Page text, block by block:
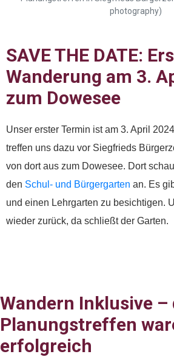
photography)
SAVE THE DATE:
Wanderung am 3.
zum Dowesee
Unser erster Termin ist am 3. April
treffen uns dazu vor Siegfrieds
von dort aus zum Dowesee. Dort
den Schul- und Bürgergarten an. Es
und einen Lehrgarten zu besichtigen.
wieder zurück, da schließt der Garten.
Wandern Inklusive –
Planungstreffen
erfolgreich